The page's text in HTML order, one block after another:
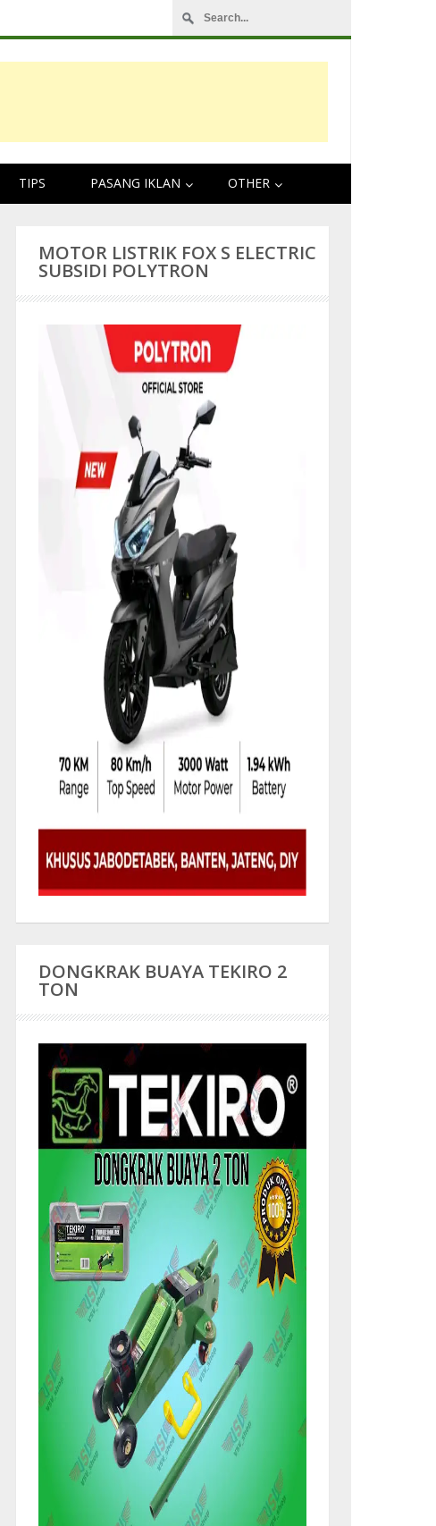
Ulasan Tentang Motor Vario 125 Dan Daftar
TIPS PASANG IKLAN OTHER
MOTOR LISTRIK FOX S ELECTRIC
SUBSIDI POLYTRON
DONGKRAK BUAYA TEKIRO 2
TON